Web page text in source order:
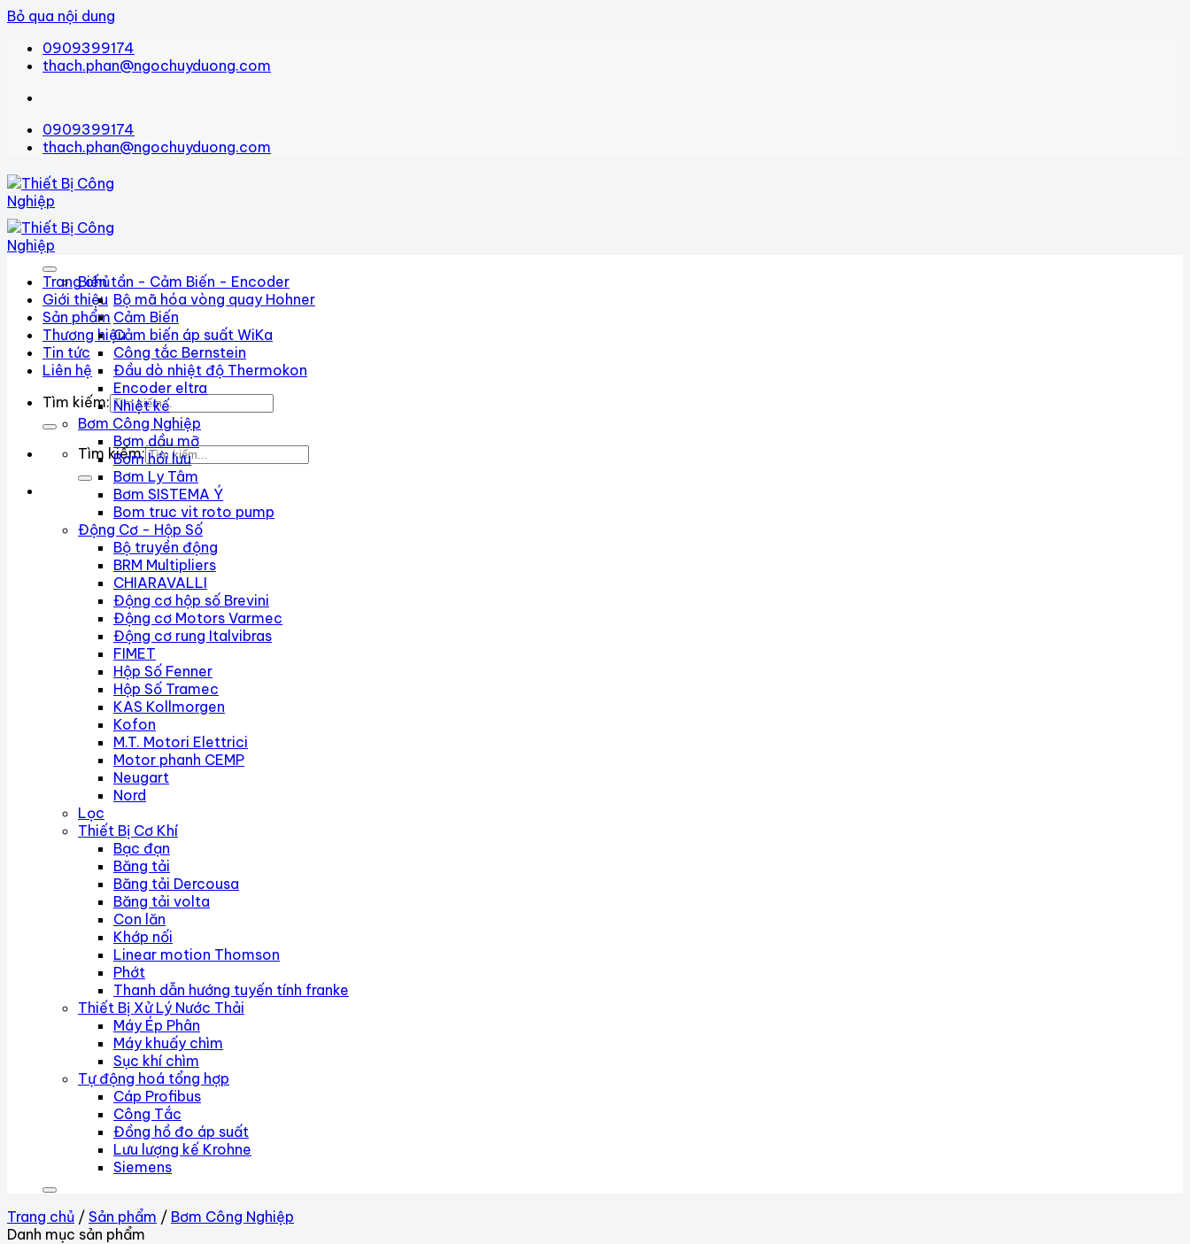
Bỏ qua nội dung
0909399174
thach.phan@ngochuyduong.com
0909399174
thach.phan@ngochuyduong.com
Trang chủ
Giới thiệu
Sản phẩm
Thương hiệu
Tin tức
Liên hệ
Tìm kiếm:
Tìm kiếm:
Biến tần - Cảm Biến - Encoder
Bộ mã hóa vòng quay Hohner
Cảm Biến
Cảm biến áp suất WiKa
Công tắc Bernstein
Đầu dò nhiệt độ Thermokon
Encoder eltra
Nhiệt kế
Bơm Công Nghiệp
Bơm dầu mỡ
Bơm hồi lưu
Bơm Ly Tâm
Bơm SISTEMA Ý
Bom truc vit roto pump
Động Cơ - Hộp Số
Bộ truyền động
BRM Multipliers
CHIARAVALLI
Động cơ hộp số Brevini
Động cơ Motors Varmec
Động cơ rung Italvibras
FIMET
Hộp Số Fenner
Hộp Số Tramec
KAS Kollmorgen
Kofon
M.T. Motori Elettrici
Motor phanh CEMP
Neugart
Nord
Lọc
Thiết Bị Cơ Khí
Bạc đạn
Băng tải
Băng tải Dercousa
Băng tải volta
Con lăn
Khớp nối
Linear motion Thomson
Phớt
Thanh dẫn hướng tuyến tính franke
Thiết Bị Xử Lý Nước Thải
Máy Ép Phân
Máy khuấy chìm
Sục khí chìm
Tự động hoá tổng hợp
Cáp Profibus
Công Tắc
Đồng hồ đo áp suất
Lưu lượng kế Krohne
Siemens
Trang chủ / Sản phẩm / Bơm Công Nghiệp
Danh mục sản phẩm